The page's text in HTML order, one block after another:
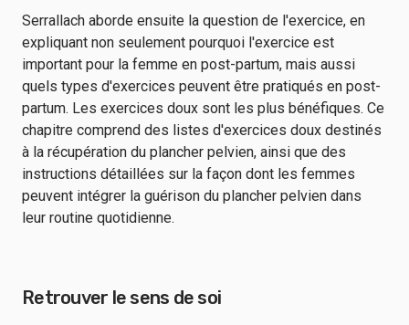
Serrallach aborde ensuite la question de l'exercice, en
expliquant non seulement pourquoi l'exercice est
important pour la femme en post-partum, mais aussi
quels types d'exercices peuvent être pratiqués en post-
partum. Les exercices doux sont les plus bénéfiques. Ce
chapitre comprend des listes d'exercices doux destinés
à la récupération du plancher pelvien, ainsi que des
instructions détaillées sur la façon dont les femmes
peuvent intégrer la guérison du plancher pelvien dans
leur routine quotidienne.
Retrouver le sens de soi